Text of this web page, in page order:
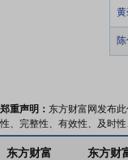
郑重声明： 东方财富网发布
性、完整性、有效性、及时
东方财富 东方财